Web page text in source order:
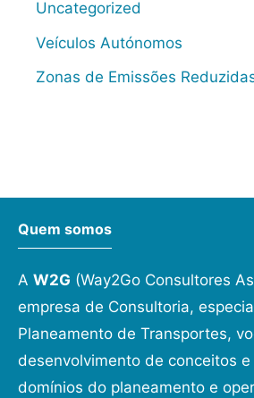
Uncategorized
Veículos Autónomos
Zonas de Emissões
Quem somos
A W2G (Way2Go Consultores
empresa de Consultoria,
Planeamento de Transportes,
desenvolvimento de conceitos e
domínios do planeamento e